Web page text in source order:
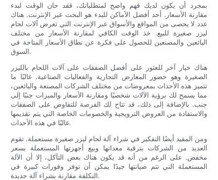
بمجرد أن يكون لديك فهم واضح لمتطلباتك، فقد حان الوقت لبدء
مقارنة الأسعار. أحد أفضل الأماكن للبدء هو البحث عبر الإنترنت. هناك
عدد لا يحصى من المواقع والأسواق عبر الإنترنت التي تعرض آلات لحام
ليزر صغيرة للبيع. خذ الوقت الكافي لمقارنة الأسعار من مختلف
البائعين والمصنعين للحصول على فكرة عن نطاق الأسعار المتاحة في
السوق.
هناك خيار آخر للعثور على أفضل الصفقات على آلات اللحام بالليزر
الصغيرة وهو حضور المعارض التجارية والفعاليات الصناعية. غالبًا ما
تتميز هذه الأحداث بمعروضات من مختلف الشركات المصنعة والبائعين،
مما يسمح لك برؤية الآلات شخصيًا ومقارنة الأسعار والميزات جنبًا إلى
جنب. بالإضافة إلى ذلك، قد تتاح لك الفرصة للتفاوض على الصفقات
والاستفادة من العروض الترويجية والخصومات الخاصة التي يتم تقديمها
غالبًا في هذه الأحداث.
ومن المفيد أيضًا التفكير في شراء آلة لحام ليزر صغيرة مستعملة. تقوم
العديد من الشركات بترقية معداتها وبيع أجهزتها المستعملة بسعر
مخفض. على الرغم من أنه قد يكون هناك بعض التآكل، إلا أن الآلة
المستعملة التي تتم صيانتها جيدًا يمكن أن توفر وفورات كبيرة في
التكلفة مقارنة بشراء آلة جديدة.